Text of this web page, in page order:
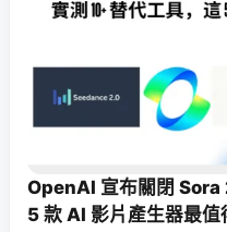
OpenAI 宣布關閉 Sora
5 款 AI 影片產生器最值